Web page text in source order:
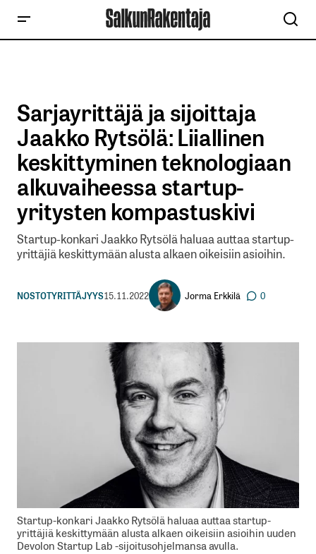
Sarjayrittäjä ja sijoittaja
Jaakko Rytsölä: Liiallinen
keskittyminen teknologiaan
alkuvaiheessa startup-
yritysten kompastuskivi
Startup-konkari Jaakko Rytsölä haluaa auttaa startup-
yrittäjiä keskittymään alusta alkaen oikeisiin asioihin.
NOSTOTYRITTÄJYYS15.11.2022 Jorma Erkkilä 0
Startup-konkari Jaakko Rytsölä haluaa auttaa startup-
yrittäjiä keskittymään alusta alkaen oikeisiin asioihin uuden
Devolon Startup Lab -sijoitusohjelmansa avulla.